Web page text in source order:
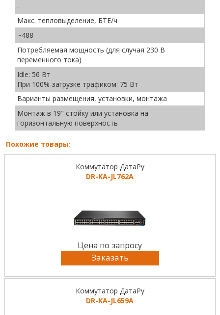
-
Макс. тепловыделение, БТЕ/ч
~488
Потребляемая мощность (для случая 230 В
переменного тока)
Idle: 56 Вт
При 100%-загрузке трафиком: 75 Вт
Варианты размещения, установки, монтажа
Монтаж в 19" стойку или установка на
горизонтальную поверхность
Похожие товары:
Коммутатор ДатаРу
DR-KА-JL762A
Цена по запросу
Заказать
Коммутатор ДатаРу
DR-KА-JL659A